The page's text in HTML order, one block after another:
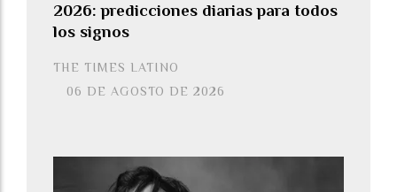
2026: predicciones diarias para todos
los signos
THE TIMES LATINO
06 DE AGOSTO DE 2026